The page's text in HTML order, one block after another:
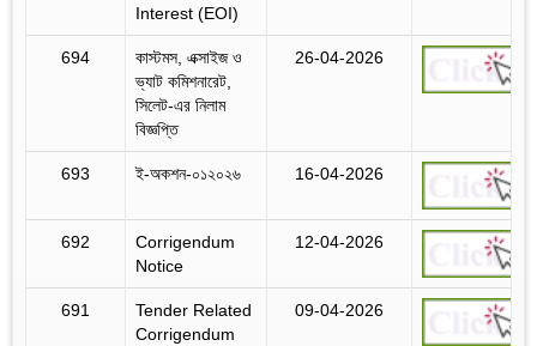
Interest (EOI)
694
কাস্টমস, এক্সাইজ ও
ভ্যাট কমিশনারেট,
সিলেট-এর নিলাম
বিজ্ঞপ্তি
26-04-2026
693 ই-অকশন-০১২০২৬ 16-04-2026
692
Corrigendum
Notice
12-04-2026
691
Tender Related
Corrigendum
09-04-2026